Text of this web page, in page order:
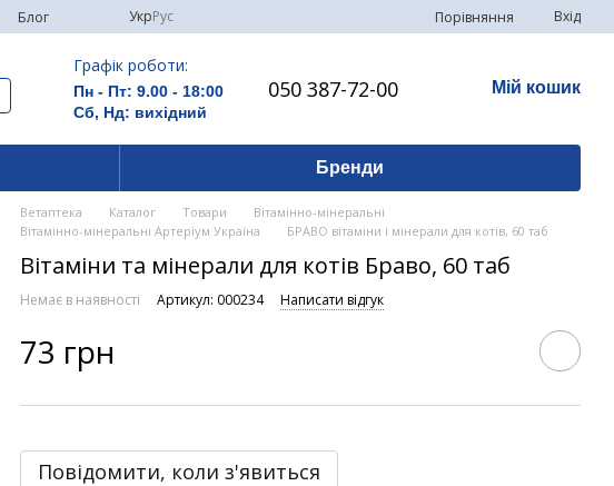
Блог УкрРус Порівняння Вхід
Графік роботи:
Пн - Пт: 9.00 - 18:00
Сб, Нд: вихідний
050 387-72-00 Мій кошик
Бренди
Ветаптека Каталог Товари
Вітамінно-мінеральні
Вітамінно-мінеральні Артеріум Україна
БРАВО вітаміни і мінерали для котів, 60 таб
Вітаміни та мінерали для котів Браво, 60 таб
Немає в наявності Артикул: 000234 Написати відгук
73 грн
Повідомити, коли з'явиться